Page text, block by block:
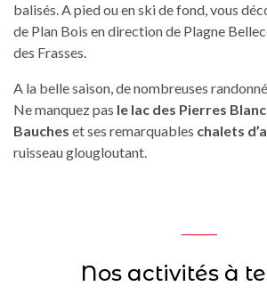
balisés. A pied ou en ski de fond, vous
de Plan Bois en direction de Plagne
des Frasses.
A la belle saison, de nombreuses
Ne manquez pas le lac des Pierres
Bauches et ses remarquables chalets
ruisseau glougloutant.
Nos activités à